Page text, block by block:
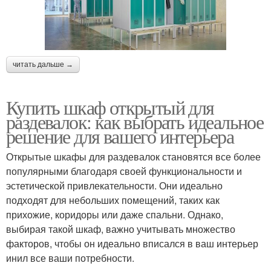
читать дальше →
Купить шкаф открытый для
раздевалок: как выбрать идеальное
решение для вашего интерьера
Открытые шкафы для раздевалок становятся все более
популярными благодаря своей функциональности и
эстетической привлекательности. Они идеально
подходят для небольших помещений, таких как
прихожие, коридоры или даже спальни. Однако,
выбирая такой шкаф, важно учитывать множество
факторов, чтобы он идеально вписался в ваш интерьер
инил все ваши потребности.